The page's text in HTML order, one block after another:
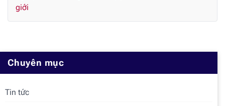
giới
Chuyên mục
Tin tức